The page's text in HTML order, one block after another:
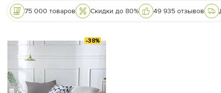
75 000 товаров Скидки до 80% 49 935 отзывов
-38%